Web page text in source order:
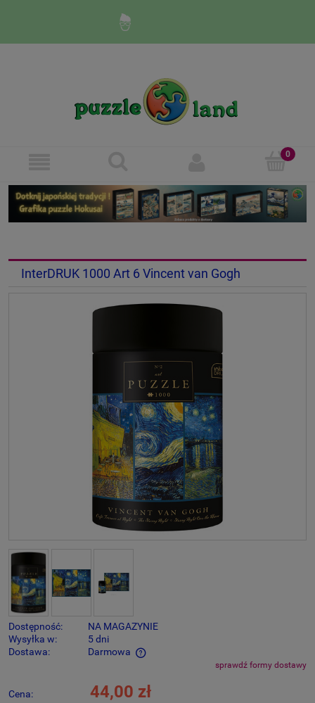
InterDRUK 1000 Art 6 Vincent van Gogh
Dostępność:
NA MAGAZYNIE
Wysyłka w:
5 dni
Dostawa:
Darmowa
Cena nie zawiera ewentualnych kosztów płatnościsprawdź formy dostawy
Cena: 44,00 zł